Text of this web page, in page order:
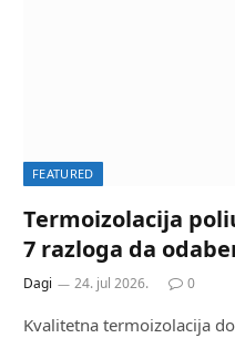
FEATURED
Termoizolacija
7 razloga da
Dagi 24. jul 2026. 0
Kvalitetna termoizolacija